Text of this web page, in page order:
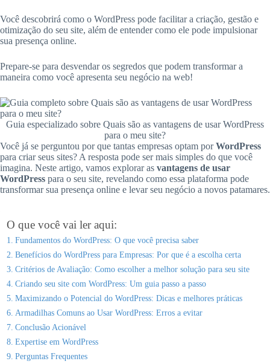
Você descobrirá como o WordPress pode facilitar a criação, gestão e
otimização do seu site, além de entender como ele pode impulsionar
sua presença online.
Prepare-se para desvendar os segredos que podem transformar a
maneira como você apresenta seu negócio na web!
Guia especializado sobre Quais são as vantagens de usar WordPress
para o meu site?
Você já se perguntou por que tantas empresas optam porWordPress
para criar seus sites? A resposta pode ser mais simples do que você
imagina. Neste artigo, vamos explorar as vantagens de usar
WordPress para o seu site, revelando como essa plataforma pode
transformar sua presença online e levar seu negócio a novos patamares.
O que você vai ler aqui:
Fundamentos do WordPress: O que você precisa saber
Benefícios do WordPress para Empresas: Por que é a escolha certa
Critérios de Avaliação: Como escolher a melhor solução para seu site
Criando seu site com WordPress: Um guia passo a passo
Maximizando o Potencial do WordPress: Dicas e melhores práticas
Armadilhas Comuns ao Usar WordPress: Erros a evitar
Conclusão Acionável
Expertise em WordPress
Perguntas Frequentes